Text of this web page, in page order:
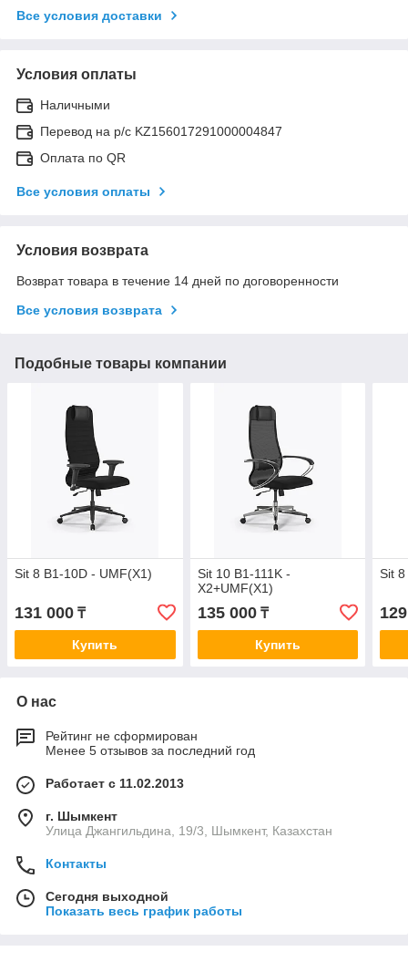
Все условия доставки
Условия оплаты
Наличными
Перевод на р/с KZ156017291000004847
Оплата по QR
Все условия оплаты
Условия возврата
Возврат товара в течение 14 дней по договоренности
Все условия возврата
Подобные товары компании
Sit 8 B1-10D - UMF(X1)
131 000 ₸
Купить
Sit 10 B1-111K -
X2+UMF(X1)
135 000₸
Купить
Sit
О нас
Рейтинг не сформирован
Менее 5 отзывов за последний год
Работает с 11.02.2013
г. Шымкент
Улица Джангильдина, 19/3, Шымкент, Казахстан
Контакты
Сегодня выходной
Показать весь график работы